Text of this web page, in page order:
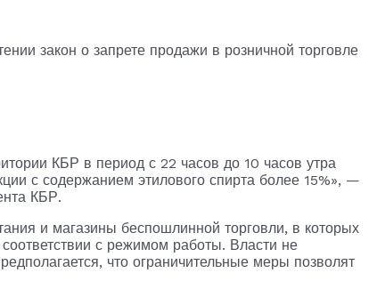
закон о запрете продажи в розничной торговле
КБР в период с 22 часов до 10 часов утра
с содержанием этилового спирта более 15%», —
КБР.
и магазины беспошлинной торговли, в которых
с режимом работы. Власти не
что ограничительные меры позволят